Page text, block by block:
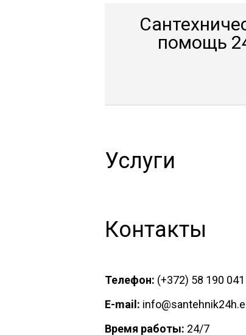
помощь
Услуги
Контакты
Телефон: (+372) 58 190 041
E-mail:
Время работы: 24/7